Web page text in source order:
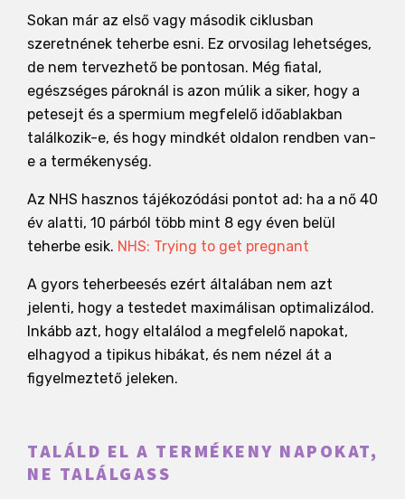
Sokan már az első vagy második ciklusban
szeretnének teherbe esni. Ez orvosilag lehetséges,
de nem tervezhető be pontosan. Még fiatal,
egészséges pároknál is azon múlik a siker, hogy a
petesejt és a spermium megfelelő időablakban
találkozik-e, és hogy mindkét oldalon rendben van-
e a termékenység.
Az NHS hasznos tájékozódási pontot ad: ha a nő 40
év alatti, 10 párból több mint 8 egy éven belül
teherbe esik. NHS: Trying to get pregnant
A gyors teherbeesés ezért általában nem azt
jelenti, hogy a testedet maximálisan optimalizálod.
Inkább azt, hogy eltalálod a megfelelő napokat,
elhagyod a tipikus hibákat, és nem nézel át a
figyelmeztető jeleken.
TALÁLD EL A TERMÉKENY NAPOKAT,
NE TALÁLGASS